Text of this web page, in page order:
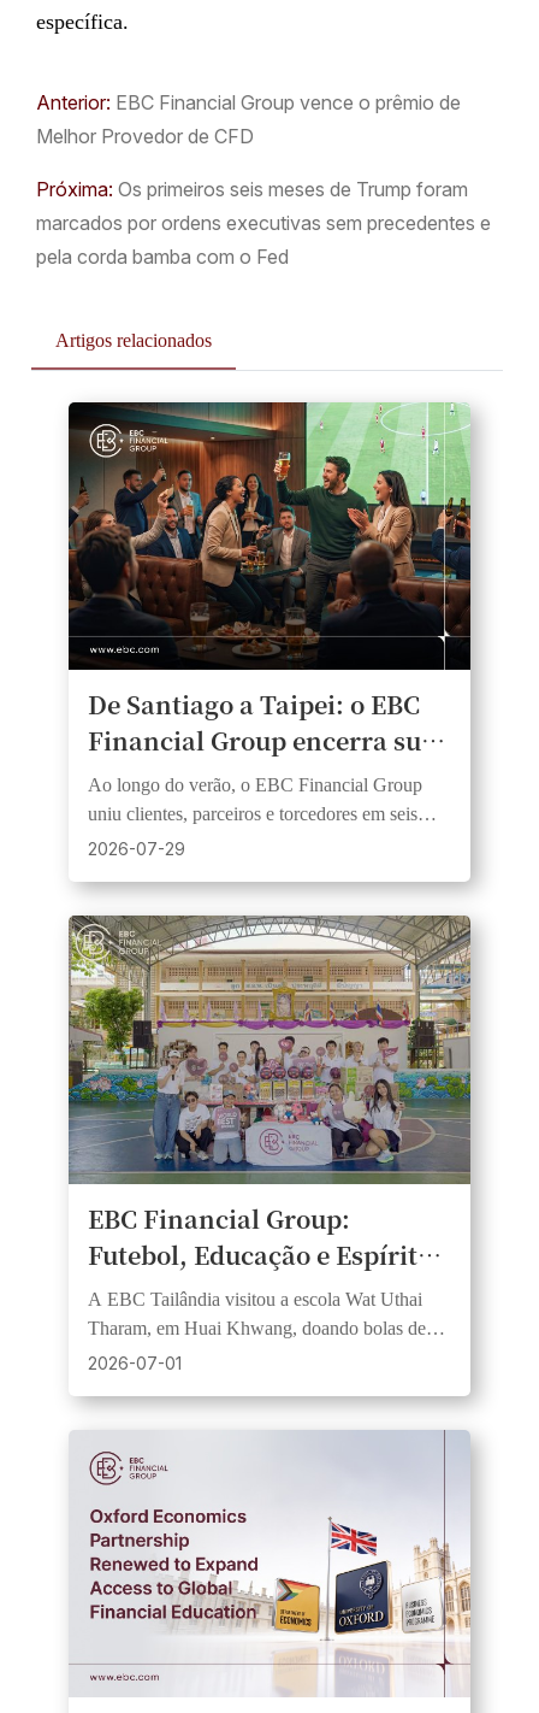
específica.
Anterior: EBC Financial Group vence o prêmio de
Melhor Provedor de CFD
Próxima:Os primeiros seis meses de Trump foram
marcados por ordens executivas sem precedentes e
pela corda bamba com o Fed
Artigos relacionados
De Santiago a Taipei: o EBC
Financial Group encerra sua
série de eventos para assistir
aos jogos de futebol de 2026
Ao longo do verão, o EBC Financial Group
uniu clientes, parceiros e torcedores em seis
mercados e três continentes por meio de
2026-07-29
EBC Financial Group:
Futebol, Educação e Espírito
Comunitário se unem no Dia
de Responsabilidade Social
Corporativa das Escolas de
Bangkok
A EBC Tailândia visitou a escola Wat Uthai
Tharam, em Huai Khwang, doando bolas de
futebol e materiais didáticos, em apoio à
2026-07-01